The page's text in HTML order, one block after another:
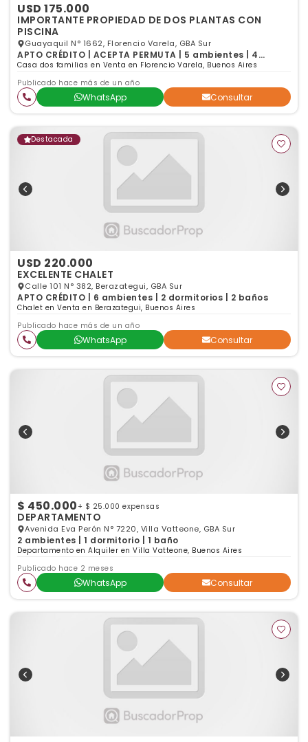
USD 175.000
IMPORTANTE PROPIEDAD DE DOS PLANTAS CON
PISCINA
Guayaquil N° 1662, Florencio Varela, GBA Sur
APTO CRÉDITO | ACEPTA PERMUTA | 5 ambientes | 4
dormitorios | 3 baños
Casa dos familias en Venta en Florencio Varela, Buenos Aires
Publicado hace más de un año
WhatsApp Consultar
Destacada
USD 220.000
EXCELENTE CHALET
Calle 101 N° 382, Berazategui, GBA Sur
APTO CRÉDITO | 6 ambientes | 2 dormitorios | 2 baños
Chalet en Venta en Berazategui, Buenos Aires
Publicado hace más de un año
WhatsApp Consultar
$ 450.000 + $ 25.000 expensas
DEPARTAMENTO
Avenida Eva Perón N° 7220, Villa Vatteone, GBA Sur
2 ambientes | 1 dormitorio | 1 baño
Departamento en Alquiler en Villa Vatteone, Buenos Aires
Publicado hace 2 meses
WhatsApp Consultar